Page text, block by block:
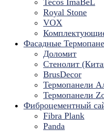
Tecos ImaBeL
Royal Stone
VOX
Фасадные
Доломит
Стенолит
BrusDecor
Термопанели
Термопанели
Фиброцементный
Fibra Plank
Panda